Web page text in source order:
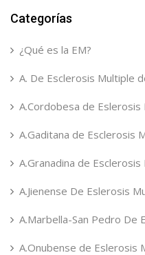
Categorías
¿Qué es la EM?
A. De Esclerosis Multiple
A.Cordobesa de Eslerosis
A.Gaditana de Esclerosis
A.Granadina de Esclerosis
A.Jienense De Eslerosis
A.Marbella-San Pedro De
A.Onubense de Eslerosis